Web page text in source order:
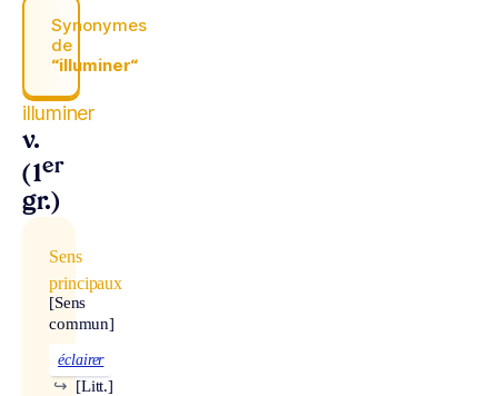
Synonymes
de
“illuminer“
illuminer
v.
(1er
gr.)
Sens
principaux
[Sens
commun]
éclairer
[Litt.]
↪